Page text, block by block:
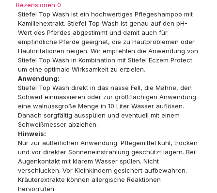
Rezensionen 0
Stiefel Top Wash ist ein hochwertiges Pflegeshampoo mit
Kamillenextrakt. Stiefel Top Wash ist genau auf den pH-
Wert des Pferdes abgestimmt und damit auch für
empfindliche Pferde geeignet, die zu Hautproblemen oder
Hautirritationen neigen. Wir empfehlen die Anwendung von
Stiefel Top Wash in Kombination mit Stiefel Eczem Protect
um eine optimale Wirksamkeit zu erzielen.
Anwendung:
Stiefel Top Wash direkt in das nasse Fell, die Mähne, den
Schweif einmassieren oder zur großflächigen Anwendung
eine walnussgroße Menge in 10 Liter Wasser auflösen.
Danach sorgfältig ausspülen und eventuell mit einem
Schweißmesser abziehen.
Hinweis:
Nur zur äußerlichen Anwendung. Pflegemittel kühl, trocken
und vor direkter Sonneneinstrahlung geschützt lagern. Bei
Augenkontakt mit klarem Wasser spülen. Nicht
verschlucken. Vor Kleinkindern gesichert aufbewahren.
Kräuterextrakte können allergische Reaktionen
hervorrufen.